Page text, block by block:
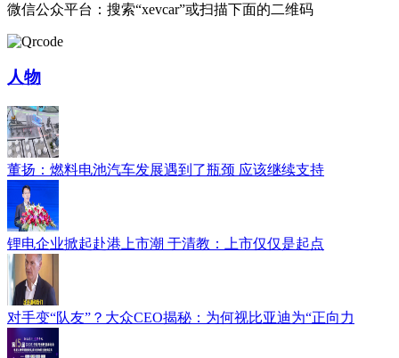
微信公众平台：搜索“xevcar”或扫描下面的二维码
人物
董扬：燃料电池汽车发展遇到了瓶颈 应该继续支持
锂电企业掀起赴港上市潮 于清教：上市仅仅是起点
对手变“队友”？大众CEO揭秘：为何视比亚迪为“正向力